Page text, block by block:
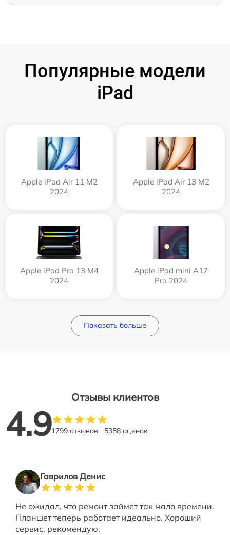
Популярные модели
iPad
Apple iPad Air 11 M2
2024
Apple iPad Air 13 M2
2024
Apple iPad Pro 13 M4
2024
Apple iPad mini A17
Pro 2024
Показать больше
Отзывы клиентов
4.91799 отзывов 5358 оценок
Гаврилов Денис
Не ожидал, что ремонт займет так мало времени.
Планшет теперь работает идеально. Хороший
сервис, рекомендую.